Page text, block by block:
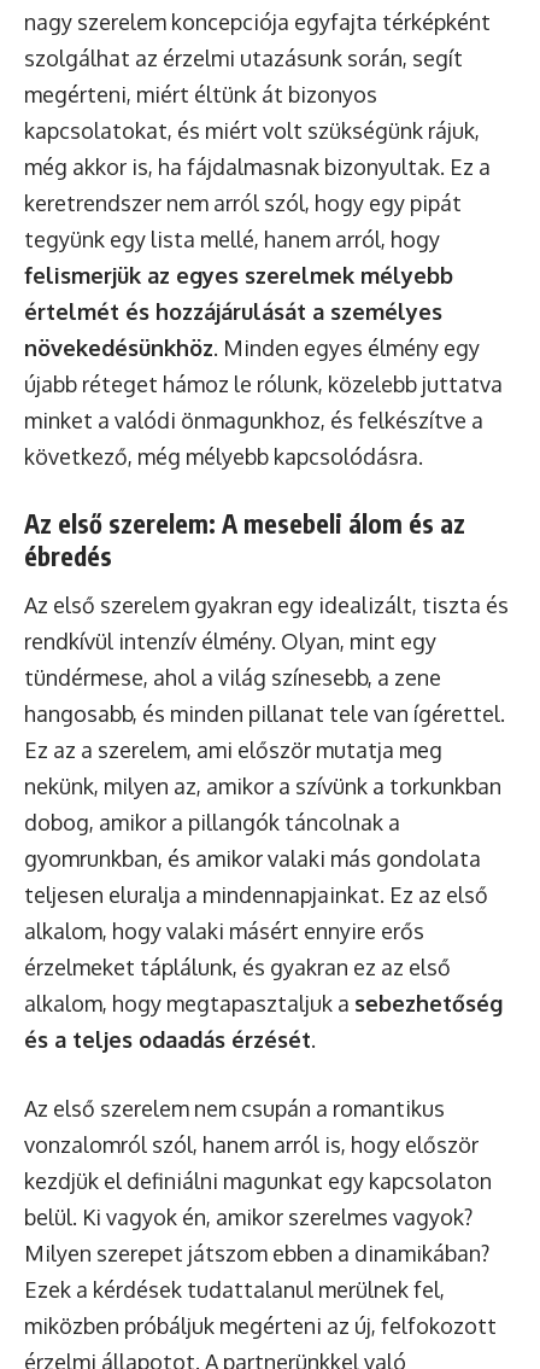
nagy szerelem koncepciója egyfajta térképként
szolgálhat az érzelmi utazásunk során, segít
megérteni, miért éltünk át bizonyos
kapcsolatokat, és miért volt szükségünk rájuk,
még akkor is, ha fájdalmasnak bizonyultak. Ez a
keretrendszer nem arról szól, hogy egy pipát
tegyünk egy lista mellé, hanem arról, hogy
felismerjük az egyes szerelmek mélyebb
értelmét és hozzájárulását a személyes
növekedésünkhöz. Minden egyes élmény egy
újabb réteget hámoz le rólunk, közelebb juttatva
minket a valódi önmagunkhoz, és felkészítve a
következő, még mélyebb kapcsolódásra.
Az első szerelem: A mesebeli álom és az
ébredés
Az első szerelem gyakran egy idealizált, tiszta és
rendkívül intenzív élmény. Olyan, mint egy
tündérmese, ahol a világ színesebb, a zene
hangosabb, és minden pillanat tele van ígérettel.
Ez az a szerelem, ami először mutatja meg
nekünk, milyen az, amikor a szívünk a torkunkban
dobog, amikor a pillangók táncolnak a
gyomrunkban, és amikor valaki más gondolata
teljesen eluralja a mindennapjainkat. Ez az első
alkalom, hogy valaki másért ennyire erős
érzelmeket táplálunk, és gyakran ez az első
alkalom, hogy megtapasztaljuk a sebezhetőség
és a teljes odaadás érzését.
Az első szerelem nem csupán a romantikus
vonzalomról szól, hanem arról is, hogy először
kezdjük el definiálni magunkat egy kapcsolaton
belül. Ki vagyok én, amikor szerelmes vagyok?
Milyen szerepet játszom ebben a dinamikában?
Ezek a kérdések tudattalanul merülnek fel,
miközben próbáljuk megérteni az új, felfokozott
érzelmi állapotot. A partnerünkkel való